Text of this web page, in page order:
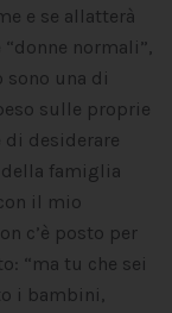
e se allatterà
normali”,
sono una di
sulle proprie
desiderare
famiglia
il mio
c’è posto per
“ma tu che sei
i bambini,